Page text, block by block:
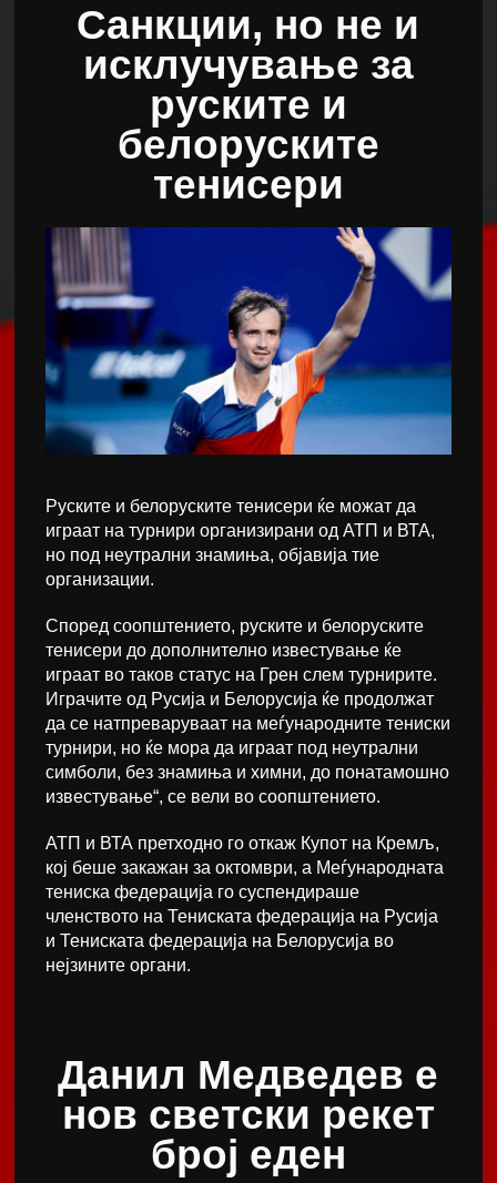
Санкции, но не и
исклучување за
руските и
белоруските
тенисери
Руските и белоруските тенисери ќе можат да
играат на турнири организирани од АТП и ВТА,
но под неутрални знамиња, објавија тие
организации.
Според соопштението, руските и белоруските
тенисери до дополнително известување ќе
играат во таков статус на Грен слем турнирите.
Играчите од Русија и Белорусија ќе продолжат
да се натпреваруваат на меѓународните тениски
турнири, но ќе мора да играат под неутрални
симболи, без знамиња и химни, до понатамошно
известување“, се вели во соопштението.
АТП и ВТА претходно го откаж Купот на Кремљ,
кој беше закажан за октомври, а Меѓународната
тениска федерација го суспендираше
членството на Тениската федерација на Русија
и Тениската федерација на Белорусија во
нејзините органи.
Данил Медведев е
нов светски рекет
број еден